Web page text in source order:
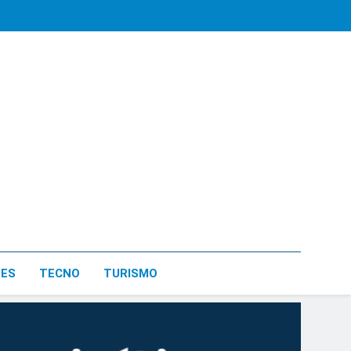
TECNO TURISMO